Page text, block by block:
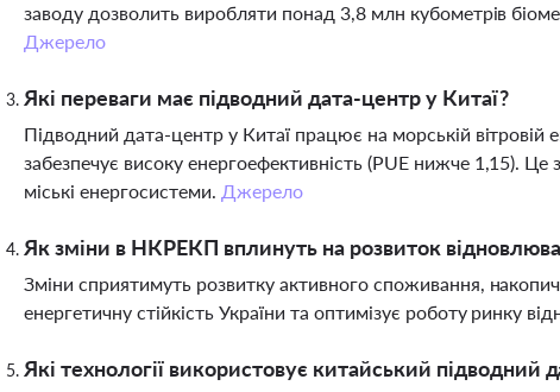
заводу дозволить виробляти понад 3,8 млн кубометрів
Джерело
Які переваги має підводний дата-центр у Китаї?
Підводний дата-центр у Китаї працює на морській
забезпечує високу енергоефективність (PUE нижче 1,15).
міські енергосистеми. Джерело
Як зміни в НКРЕКП вплинуть на розвиток
Зміни сприятимуть розвитку активного споживання,
енергетичну стійкість України та оптимізує роботу ринку
Які технології використовує китайський